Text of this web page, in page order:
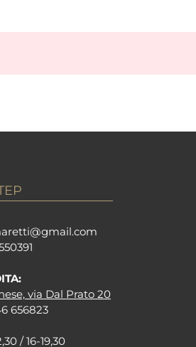
aretti@gmail.com
via Dal Prato 20
656823
/ 16-19,30